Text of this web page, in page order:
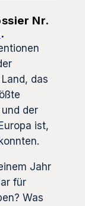
Nr.
.
das
der
ist,
Jahr
für
Was